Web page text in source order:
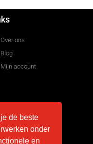
Over ons
Blog
Mijn account
de beste
onder
en